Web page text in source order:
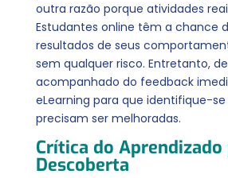
outra razão porque atividades
Estudantes online têm a chance
resultados de seus
sem qualquer risco. Entretanto,
acompanhado do feedback
eLearning para que identifique-se
precisam ser melhoradas.
Crítica do Aprendizado
Descoberta